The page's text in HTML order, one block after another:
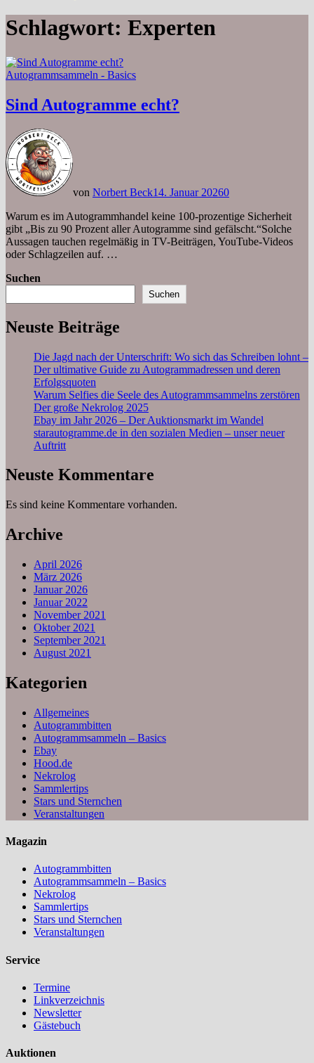
Schlagwort: Experten
Autogrammsammeln - Basics
Sind Autogramme echt?
von Norbert Beck14. Januar 20260
Warum es im Autogrammhandel keine 100-prozentige Sicherheit
gibt „Bis zu 90 Prozent aller Autogramme sind gefälscht.“Solche
Aussagen tauchen regelmäßig in TV-Beiträgen, YouTube-Videos
oder Schlagzeilen auf. …
Suchen
Suchen
Neuste Beiträge
Die Jagd nach der Unterschrift: Wo sich das Schreiben lohnt –
Der ultimative Guide zu Autogrammadressen und deren
Erfolgsquoten
Warum Selfies die Seele des Autogrammsammelns zerstören
Der große Nekrolog 2025
Ebay im Jahr 2026 – Der Auktionsmarkt im Wandel
starautogramme.de in den sozialen Medien – unser neuer
Auftritt
Neuste Kommentare
Es sind keine Kommentare vorhanden.
Archive
April 2026
März 2026
Januar 2026
Januar 2022
November 2021
Oktober 2021
September 2021
August 2021
Kategorien
Allgemeines
Autogrammbitten
Autogrammsammeln – Basics
Ebay
Hood.de
Nekrolog
Sammlertips
Stars und Sternchen
Veranstaltungen
Magazin
Autogrammbitten
Autogrammsammeln – Basics
Nekrolog
Sammlertips
Stars und Sternchen
Veranstaltungen
Service
Termine
Linkverzeichnis
Newsletter
Gästebuch
Auktionen